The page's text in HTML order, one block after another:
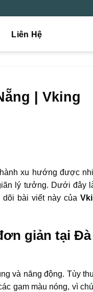
Liên Hệ
| Vking
xu hướng được
lý tưởng. Dưới đây
dõi bài viết này của
giản tại Đà
và năng động. Tùy
gam màu nóng, vì